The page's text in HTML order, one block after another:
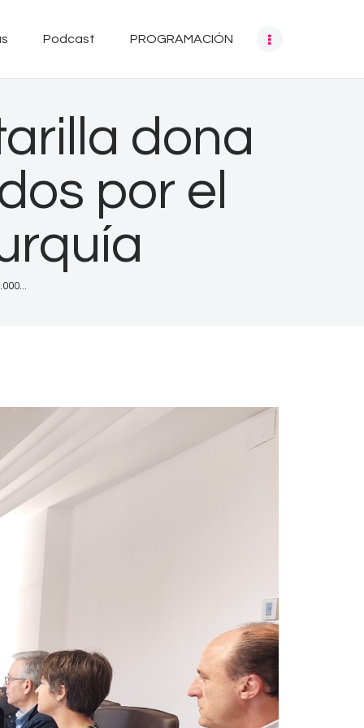
Podcast PROGRAMACIÓN
dona
por el